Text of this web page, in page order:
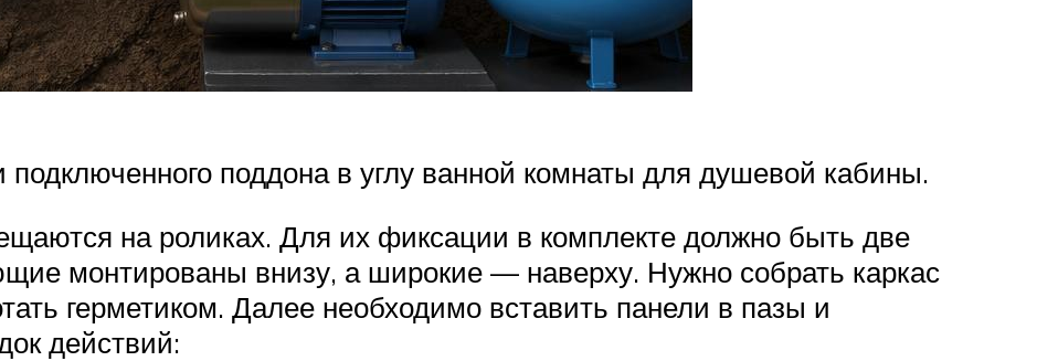
поддона в углу ванной комнаты для душевой кабины.
на роликах. Для их фиксации в комплекте должно быть две
монтированы внизу, а широкие — наверху. Нужно собрать каркас
герметиком. Далее необходимо вставить панели в пазы и
действий: